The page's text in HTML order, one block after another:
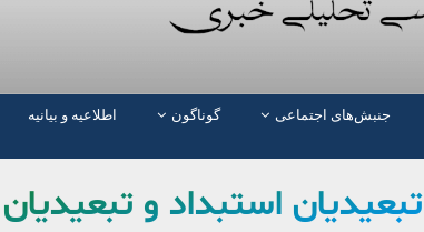
جنبش‌های اجتماعی گوناگون اطلاعیه و بیانیه
تبعیدیان استبداد و